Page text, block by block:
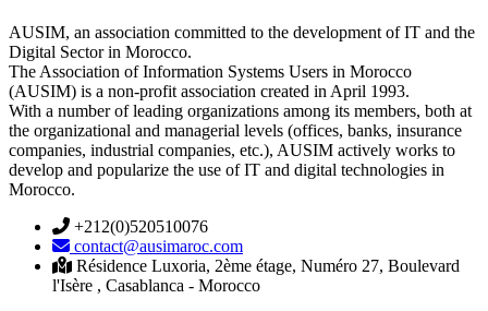
AUSIM, an association committed to the development of IT and the
Digital Sector in Morocco.
The Association of Information Systems Users in Morocco
(AUSIM) is a non-profit association created in April 1993.
With a number of leading organizations among its members, both at
the organizational and managerial levels (offices, banks, insurance
companies, industrial companies, etc.), AUSIM actively works to
develop and popularize the use of IT and digital technologies in
Morocco.
+212(0)520510076
contact@ausimaroc.com
Résidence Luxoria, 2ème étage, Numéro 27, Boulevard
l'Isère , Casablanca - Morocco